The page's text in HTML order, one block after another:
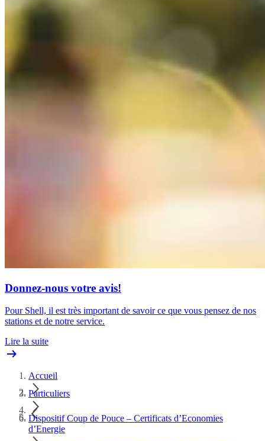
Donnez-nous votre avis!
Pour Shell, il est très important de savoir ce que vous pensez de nos
stations et de notre service.
Lire la suite
Accueil
Particuliers
Dispositif Coup de Pouce – Certificats d’Economies
d’Energie